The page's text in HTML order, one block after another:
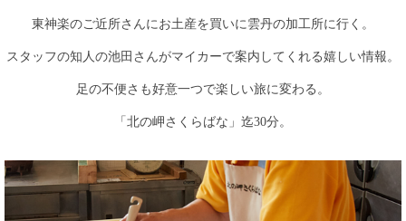
東神楽のご近所さんにお土産を買いに雲丹の加工所に行く。
スタッフの知人の池田さんがマイカーで案内してくれる嬉しい情報。
足の不便さも好意一つで楽しい旅に変わる。
「北の岬さくらばな」迄30分。